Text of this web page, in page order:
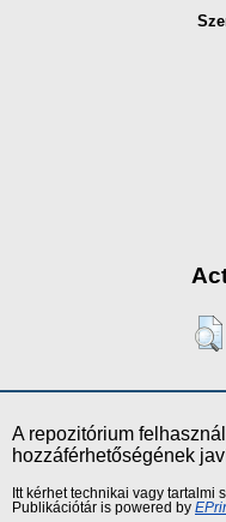
A repozitórium
hozzáférhetőségének
Itt kérhet technikai vagy tartalmi
Publikációtár is powered by